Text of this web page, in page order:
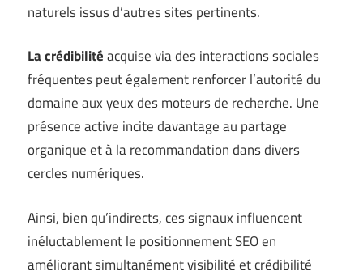
naturels issus d’autres sites pertinents.
La crédibilitéacquise via des interactions sociales
fréquentes peut également renforcer l’autorité du
domaine aux yeux des moteurs de recherche. Une
présence active incite davantage au partage
organique et à la recommandation dans divers
cercles numériques.
Ainsi, bien qu’indirects, ces signaux influencent
inéluctablement le positionnement SEO en
améliorant simultanément visibilité et crédibilité